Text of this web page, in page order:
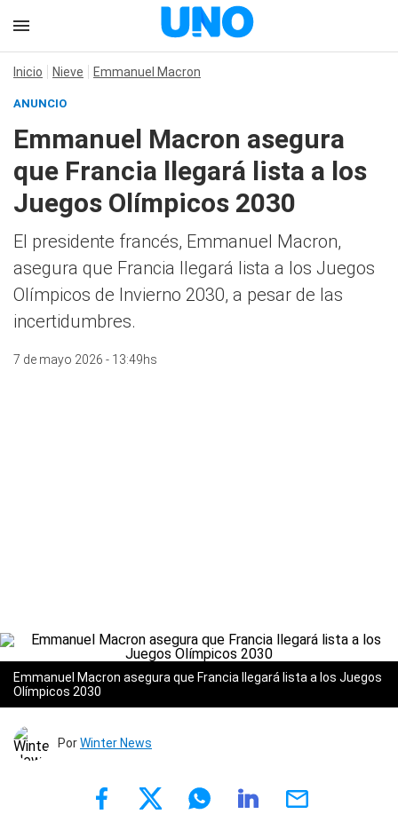
Inicio Nieve Emmanuel Macron
ANUNCIO
Emmanuel Macron asegura
que Francia llegará lista a los
Juegos Olímpicos 2030
El presidente francés, Emmanuel Macron,
asegura que Francia llegará lista a los Juegos
Olímpicos de Invierno 2030, a pesar de las
incertidumbres.
7 de mayo 2026 - 13:49hs
Emmanuel Macron asegura que Francia llegará lista a los Juegos
Olímpicos 2030
PorWinter News